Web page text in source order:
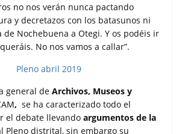
no nos verán nunca pactando
y decretazos con los batasunos ni
de Nochebuena a Otegi. Y os podéis ir
No nos vamos a callar”.
general deArchivos, Museos y
, se ha caracterizado todo el
el debate llevandoargumentos de la
Pleno distrital, sin embargo su